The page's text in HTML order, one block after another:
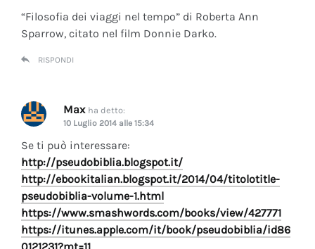
“Filosofia dei viaggi nel tempo” di Roberta Ann
Sparrow, citato nel film Donnie Darko.
RISPONDI
Max ha detto:
10 Luglio 2014 alle 15:34
Se ti può interessare:
http://pseudobiblia.blogspot.it/
http://ebookitalian.blogspot.it/2014/04/titolotitle-
pseudobiblia-volume-1.html
https://www.smashwords.com/books/view/427771
https://itunes.apple.com/it/book/pseudobiblia/id86